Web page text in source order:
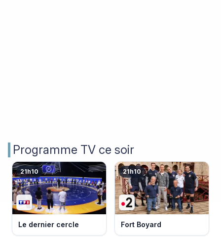
Programme TV ce soir
21h10
Le dernier cercle
21h10
Fort Boyard